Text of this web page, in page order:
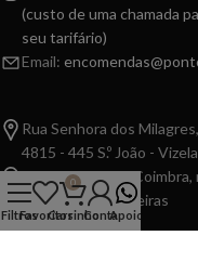
(custo de uma chamada
seu tarifário)
Email:
Rua Senhora dos
4815 - 445 S.º João - Vizela
Av. Dr. Leonardo Coimbra,
4610-105 - Felgueiras
Horário
FiltrosFavoritos
0
CarrinhoContaApoio